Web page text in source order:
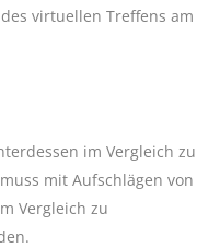
virtuellen Treffens am
im Vergleich zu
mit Aufschlägen von
Vergleich zu